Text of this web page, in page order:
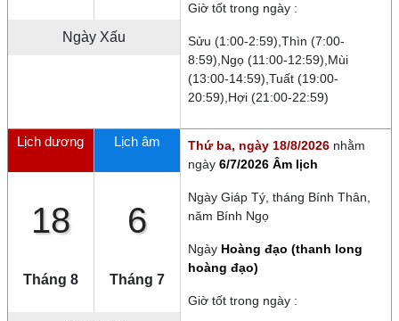
Ngày Xấu
Giờ tốt trong ngày :
Sửu (1:00-2:59),Thìn (7:00-
8:59),Ngọ (11:00-12:59),Mùi
(13:00-14:59),Tuất (19:00-
20:59),Hợi (21:00-22:59)
Lịch dương
18
Tháng 8
Lịch âm
6
Tháng 7
Thứ ba, ngày 18/8/2026 nhằm
ngày 6/7/2026 Âm lịch
Ngày Giáp Tý , tháng Bính Thân
năm Bính Ngọ
Ngày Hoàng đạo (thanh long
hoàng đạo)
Giờ tốt trong ngày :